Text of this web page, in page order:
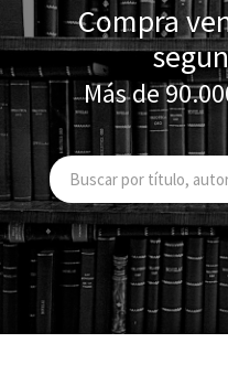
Compra
Más de